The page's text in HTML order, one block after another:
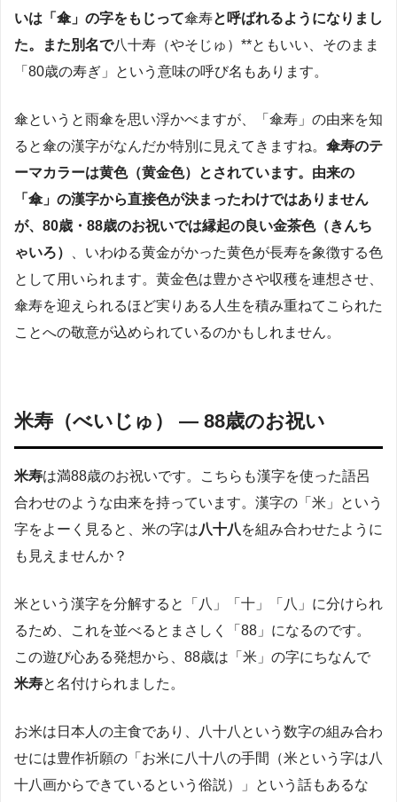
いは「傘」の字をもじって傘寿と呼ばれるようになりまし
た​。また別名で八十寿（やそじゅ）**ともいい、そのまま
「80歳の寿ぎ」という意味の呼び名もあります。
傘というと雨傘を思い浮かべますが、「傘寿」の由来を知
ると傘の漢字がなんだか特別に見えてきますね。 傘寿のテ
ーマカラーは黄色（黄金色）とされています。由来の
「傘」の漢字から直接色が決まったわけではありません
が、80歳・88歳のお祝いでは縁起の良い金茶色（きんち
ゃいろ）
、いわゆる黄金がかった黄色が長寿を象徴する色
として用いられます。黄金色は豊かさや収穫を連想させ、
傘寿を迎えられるほど実りある人生を積み重ねてこられた
ことへの敬意が込められているのかもしれません。
米寿（べいじゅ） — 88歳のお祝い
米寿は満88歳のお祝いです。こちらも漢字を使った語呂
合わせのような由来を持っています。漢字の「米」という
字をよーく見ると、米の字は八十八 を組み合わせたように
も見えませんか？​
米という漢字を分解すると「八」「十」「八」に分けられ
るため、これを並べるとまさしく「88」になるのです。
この遊び心ある発想から、88歳は「米」の字にちなんで
米寿と名付けられました。
お米は日本人の主食であり、八十八という数字の組み合わ
せには豊作祈願の「お米に八十八の手間（米という字は八
十八画からできているという俗説）」という話もあるな